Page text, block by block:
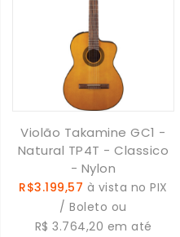
Violão Takamine GC1 -
Natural TP4T - Classico
- Nylon
R$3.199,57 à vista no PIX
/ Boleto ou
R$ 3.764,20 em até